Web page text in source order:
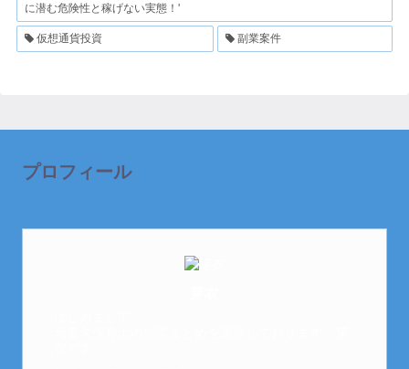
に潜む危険性と稼げない実態！'
仮想通貨投資 副業案件
プロフィール